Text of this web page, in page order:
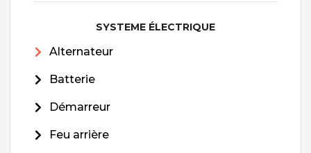
SYSTEME ÉLECTRIQUE
Alternateur
Batterie
Démarreur
Feu arrière